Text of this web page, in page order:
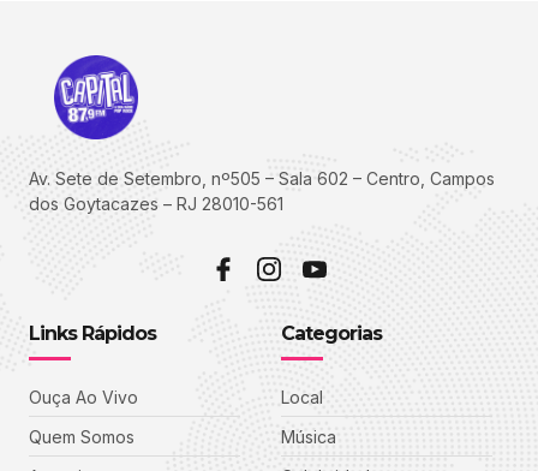
Av. Sete de Setembro, nº505 – Sala 602 – Centro, Campos
dos Goytacazes – RJ 28010-561
Links Rápidos
Ouça Ao Vivo
Quem Somos
Categorias
Local
Música